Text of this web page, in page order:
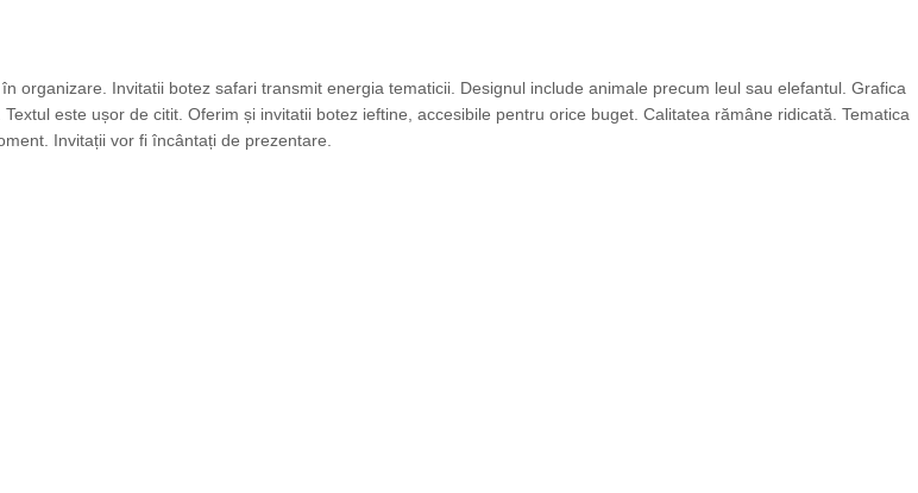
organizare. Invitatii botez safari transmit energia tematicii. Designul include animale precum leul sau elefantul. Grafica
este ușor de citit. Oferim și invitatii botez ieftine, accesibile pentru orice buget. Calitatea rămâne ridicată. Tematica
Invitații vor fi încântați de prezentare.